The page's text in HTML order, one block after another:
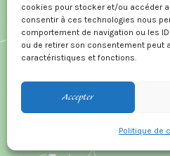
cookies pour stocker et/ou accéder
consentir à ces technologies nous
comportement de navigation ou les
ou de retirer son consentement peut
caractéristiques et fonctions.
Accepter
Politique de